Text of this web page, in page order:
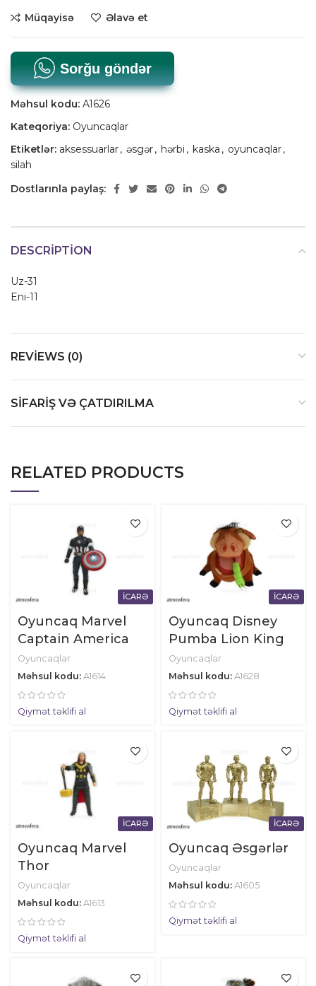
Müqayisə Əlavə et
Sorğu göndər
Məhsul kodu: A1626
Kateqoriya: Oyuncaqlar
Etiketlər: aksessuarlar, əsgər, hərbi , kaska , oyuncaqlar,
silah
Dostlarınla paylaş:
DESCRIPTION
Uz-31
Eni-11
REVIEWS (0)
SIFARIŞ VƏ ÇATDIRILMA
RELATED PRODUCTS
İCARƏ
Oyuncaq Marvel
Captain America
Oyuncaqlar
Məhsul kodu: A1614
Qiymət təklifi al
İCARƏ
Oyuncaq Disney
Pumba Lion King
Oyuncaqlar
Məhsul kodu: A1628
Qiymət təklifi al
İCARƏ
Oyuncaq Marvel
Thor
Oyuncaqlar
Məhsul kodu: A1613
Qiymət təklifi al
İCARƏ
Oyuncaq Əsgərlər
Oyuncaqlar
Məhsul kodu: A1605
Qiymət təklifi al